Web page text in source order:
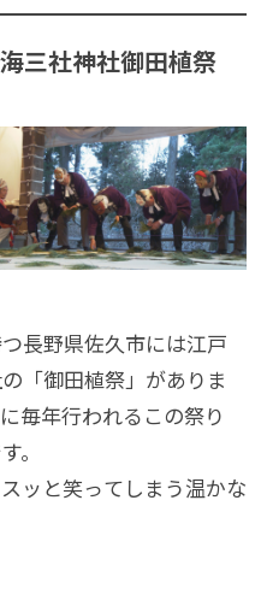
三社神社御田植祭
長野県佐久市には江戸
「御田植祭」がありま
毎年行われるこの祭り
。
ッと笑ってしまう温かな